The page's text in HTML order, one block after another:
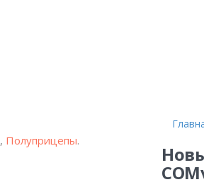
, Полуприцепы.